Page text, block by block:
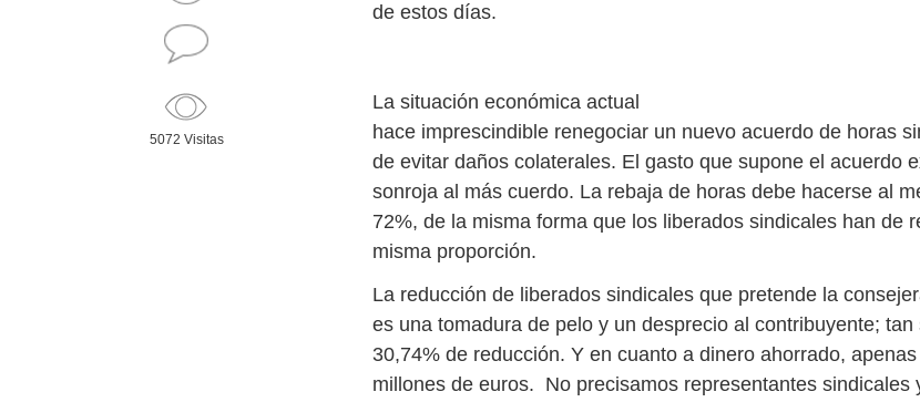
5072 Visitas
de estos días.
La situación económica actual
hace imprescindible renegociar un nuevo acuerdo de horas
de evitar daños colaterales. El gasto que supone el acuerdo
sonroja al más cuerdo. La rebaja de horas debe hacerse al
72%, de la misma forma que los liberados sindicales han de
misma proporción.
La reducción de liberados sindicales que pretende la
es una tomadura de pelo y un desprecio al contribuyente; tan
30,74% de reducción. Y en cuanto a dinero ahorrado,
millones de euros. No precisamos representantes sindicales